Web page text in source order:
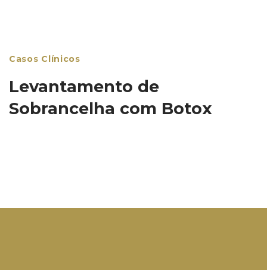
Casos Clínicos
Levantamento de
Sobrancelha com Botox